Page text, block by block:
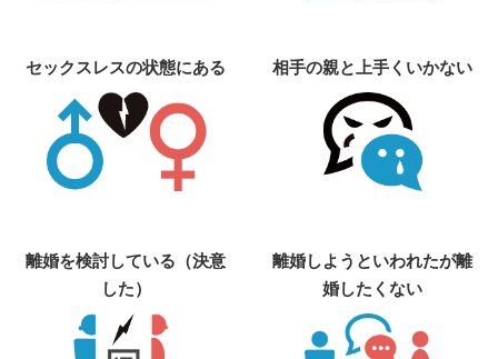
セックスレスの状態にある 相手の親と上手くいかない
離婚を検討している（決意
した）
離婚しようといわれたが離
婚したくない